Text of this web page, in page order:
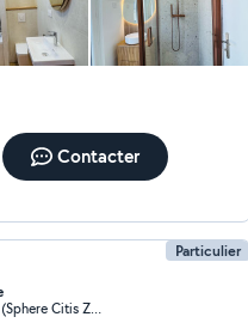
Contacter
Particulier
Hérouville-Saint-Clair (Sphere Citis Za Boislebisey Lycee Artisa)